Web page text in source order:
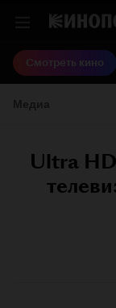
Смотреть кино
Ultra